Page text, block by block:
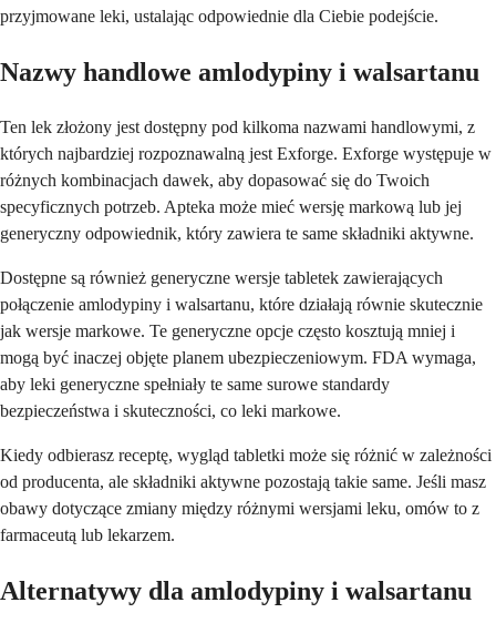
przyjmowane leki, ustalając odpowiednie dla Ciebie podejście.
Nazwy handlowe amlodypiny i walsartanu
Ten lek złożony jest dostępny pod kilkoma nazwami handlowymi, z
których najbardziej rozpoznawalną jest Exforge. Exforge występuje w
różnych kombinacjach dawek, aby dopasować się do Twoich
specyficznych potrzeb. Apteka może mieć wersję markową lub jej
generyczny odpowiednik, który zawiera te same składniki aktywne.
Dostępne są również generyczne wersje tabletek zawierających
połączenie amlodypiny i walsartanu, które działają równie skutecznie
jak wersje markowe. Te generyczne opcje często kosztują mniej i
mogą być inaczej objęte planem ubezpieczeniowym. FDA wymaga,
aby leki generyczne spełniały te same surowe standardy
bezpieczeństwa i skuteczności, co leki markowe.
Kiedy odbierasz receptę, wygląd tabletki może się różnić w zależności
od producenta, ale składniki aktywne pozostają takie same. Jeśli masz
obawy dotyczące zmiany między różnymi wersjami leku, omów to z
farmaceutą lub lekarzem.
Alternatywy dla amlodypiny i walsartanu